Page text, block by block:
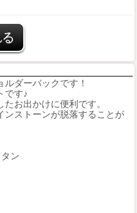
ダーバックです！
です♪
お出かけに便利です。
ストーンが脱落することが
ン